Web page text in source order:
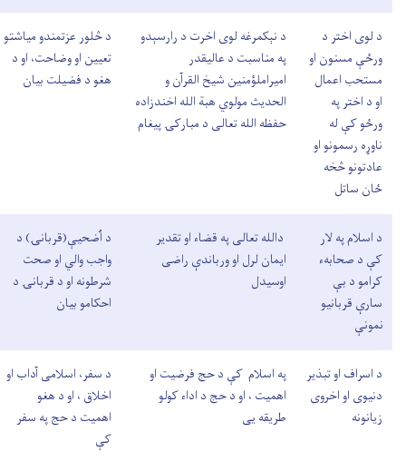
د لوی اختر د
ورځې مسنون او
مستحب اعمال
او د اختر په
ورځو کې له
ناوړه رسمونو او
عادتونو څخه
ځان ساتل
د نېکمرغه لوی اخرت د رارسېدو
په مناسبت د عالیقدر
امیراملؤمنین شیخ القرآن و
الحدیث مولوي هبة الله اخندزاده
حفظه الله تعالی د مبارکۍ پیغام
د څلور عزتمندو مياشتو
تعیین او وضاحت، او د
هغو د فضیلت بیان
د اسلام په لار
کې د صحابهء
کرامو د بې
سارې قربانیو
نمونې
دالله تعالی په قضاء او تقدیر
ایمان لرل او ورباندې راضی
اوسیدل
د اُضحیې(قربانۍ) د
واجب والي او صحت
شرطونه او د قربانۍ د
احکامو بیان
د اسراف او تبذیر
دنیوی او اخروی
زیانونه
په اسلام کې د حج فرضیت او
اهمیت ، او د حج د اداء کولو
طریقه يی
د سفر، اسلامی آداب او
اخلاق ، او د هغو
اهمیت د حج په سفر
کې